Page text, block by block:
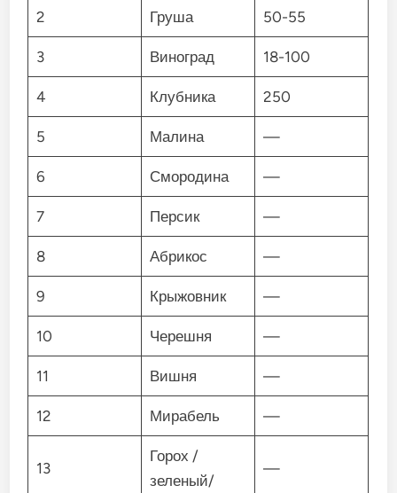
2 Груша 50-55
3 Виноград 18-100
4 Клубника 250
5 Малина —
6 Смородина —
7 Персик —
8 Абрикос —
9 Крыжовник —
10 Черешня —
11 Вишня —
12 Мирабель —
13
Горох /
зеленый/
—